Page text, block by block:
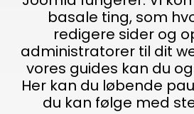
basale ting, som
redigere sider og
administratorer til dit
vores guides kan du
Her kan du løbende
du kan følge med